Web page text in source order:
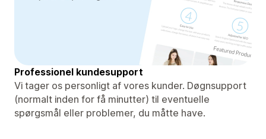
Professionel kundesupport
Vi tager os personligt af vores kunder. Døgnsupport
(normalt inden for få minutter) til eventuelle
spørgsmål eller problemer, du måtte have.